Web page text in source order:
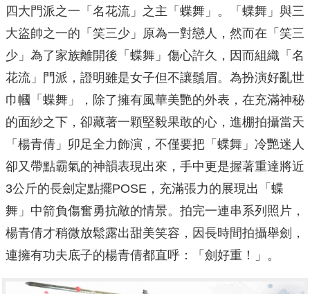
四大門派之一「名花流」之主「蝶舞」。「蝶舞」與三
大盜帥之一的「笑三少」原為一對戀人，然而在「笑三
少」為了家族離開後「蝶舞」傷心許久，因而組織「名
花流」門派，證明雖是女子但不讓鬚眉。為扮演好亂世
巾幗「蝶舞」，除了擁有風華美艷的外表，在充滿神秘
的面紗之下，卻藏著一顆堅毅果敢的心，進棚拍攝當天
「楊青倩」卯足全力飾演，不僅要把「蝶舞」冷艷迷人
卻又帶點霸氣的神韻表現出來，手中更是握著重達將近
3公斤的長劍定點擺POSE，充滿張力的展現出「蝶
舞」中箭負傷奮勇抗敵的情景。拍完一連串系列照片，
楊青倩才稍微放鬆露出甜美笑容，因長時間拍攝舉劍，
連擁有功夫底子的楊青倩都直呼：「劍好重！」。